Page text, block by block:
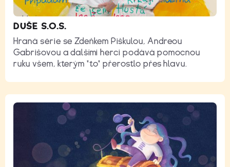
DUŠE S.O.S.
Hraná série se Zdeňkem Piškulou, Andreou
Gabrišovou a dalšími herci podává pomocnou
ruku všem, kterým "to" přerostlo přes hlavu.